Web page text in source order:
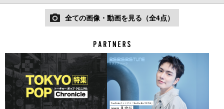
全ての画像・動画を見る（全4点）